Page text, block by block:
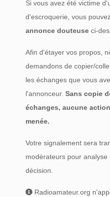
Si vous avez été victime
d'escroquerie, vous
annonce douteuse ci-
Afin d'étayer vos propos,
demandons de copier/
les échanges que vous
l'annonceur.Sans copie
échanges, aucune
menée.
Votre signalement sera
modérateurs pour analyse
décision.
Radioamateur.org